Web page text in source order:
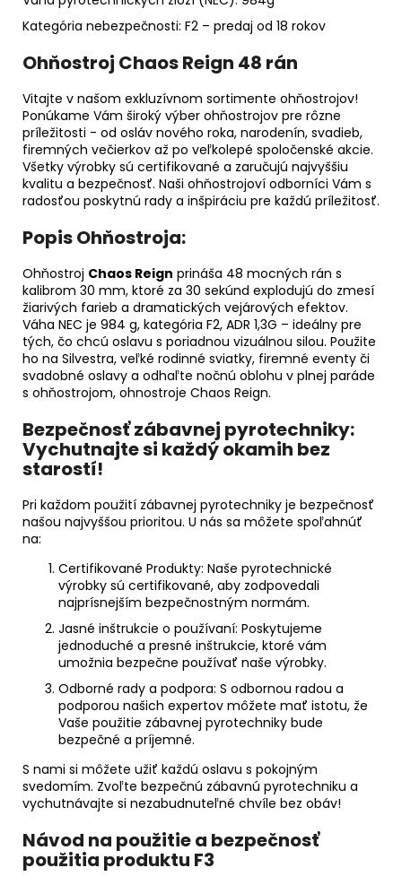
Kategória nebezpečnosti: F2 – predaj od 18 rokov
Ohňostroj Chaos Reign 48 rán
Vitajte v našom exkluzívnom sortimente ohňostrojov!
Ponúkame Vám široký výber ohňostrojov pre rôzne
príležitosti - od osláv nového roka, narodenín, svadieb,
firemných večierkov až po veľkolepé spoločenské akcie.
Všetky výrobky sú certifikované a zaručujú najvyššiu
kvalitu a bezpečnosť. Naši ohňostrojoví odborníci Vám s
radosťou poskytnú rady a inšpiráciu pre každú príležitosť.
Popis Ohňostroja:
Ohňostroj Chaos Reign prináša 48 mocných rán s
kalibrom 30 mm, ktoré za 30 sekúnd explodujú do zmesí
žiarivých farieb a dramatických vejárových efektov.
Váha NEC je 984 g, kategória F2, ADR 1,3G – ideálny pre
tých, čo chcú oslavu s poriadnou vizuálnou silou. Použite
ho na Silvestra, veľké rodinné sviatky, firemné eventy či
svadobné oslavy a odhaľte nočnú oblohu v plnej paráde
s ohňostrojom, ohnostroje Chaos Reign.
Bezpečnosť zábavnej pyrotechniky:
Vychutnajte si každý okamih bez
starostí!
Pri každom použití zábavnej pyrotechniky je bezpečnosť
našou najvyššou prioritou. U nás sa môžete spoľahnúť
na:
Certifikované Produkty: Naše pyrotechnické
výrobky sú certifikované, aby zodpovedali
najprísnejším bezpečnostným normám.
Jasné inštrukcie o používaní: Poskytujeme
jednoduché a presné inštrukcie, ktoré vám
umožnia bezpečne používať naše výrobky.
Odborné rady a podpora: S odbornou radou a
podporou našich expertov môžete mať istotu, že
Vaše použitie zábavnej pyrotechniky bude
bezpečné a príjemné.
S nami si môžete užiť každú oslavu s pokojným
svedomím. Zvoľte bezpečnú zábavnú pyrotechniku a
vychutnávajte si nezabudnuteľné chvíle bez obáv!
Návod na použitie a bezpečnosť
použitia produktu F3